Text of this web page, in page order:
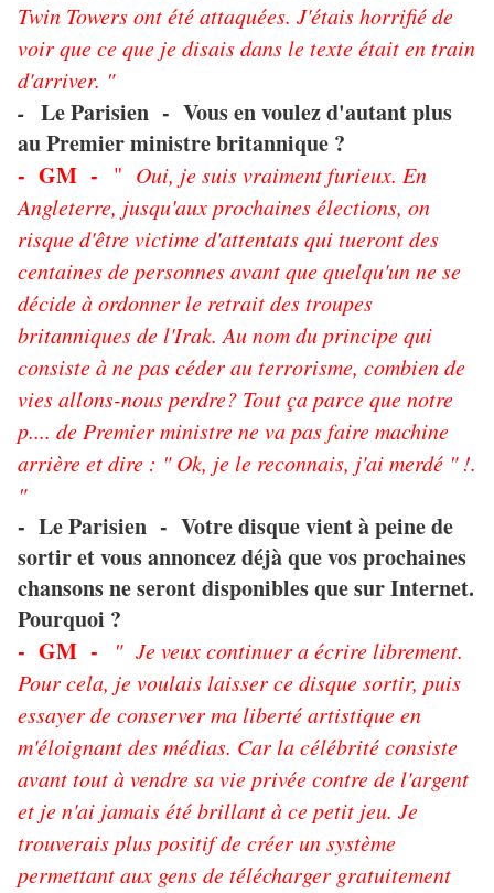
Twin Towers ont été attaquées. J'étais horrifié de
voir que ce que je disais dans le texte était en train
d'arriver. "
- Le Parisien - Vous en voulez d'autant plus
au Premier ministre britannique ?
- GM - " Oui, je suis vraiment furieux. En
Angleterre, jusqu'aux prochaines élections, on
risque d'être victime d'attentats qui tueront des
centaines de personnes avant que quelqu'un ne se
décide à ordonner le retrait des troupes
britanniques de l'Irak. Au nom du principe qui
consiste à ne pas céder au terrorisme, combien de
vies allons-nous perdre? Tout ça parce que notre
p.... de Premier ministre ne va pas faire machine
arrière et dire : " Ok, je le reconnais, j'ai merdé " !.
"
- Le Parisien - Votre disque vient à peine de
sortir et vous annoncez déjà que vos prochaines
chansons ne seront disponibles que sur Internet.
Pourquoi ?
- GM -
" Je veux continuer a écrire librement.
Pour cela, je voulais laisser ce disque sortir, puis
essayer de conserver ma liberté artistique en
m'éloignant des médias. Car la célébrité consiste
avant tout à vendre sa vie privée contre de l'argent
et je n'ai jamais été brillant à ce petit jeu. Je
trouverais plus positif de créer un système
permettant aux gens de télécharger gratuitement